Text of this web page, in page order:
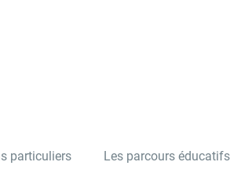
particuliers Les parcours éducatifs